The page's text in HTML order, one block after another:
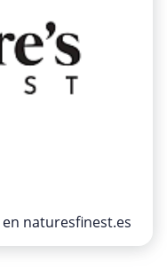
naturesfinest.es